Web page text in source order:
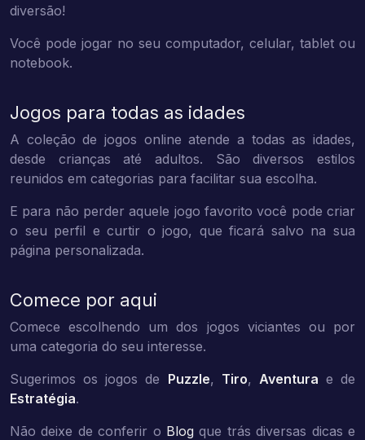
diversão!
Você pode jogar no seu computador, celular, tablet ou
notebook.
Jogos para todas as idades
A coleção de jogos online atende a todas as idades,
desde crianças até adultos. São diversos estilos
reunidos em categorias para facilitar sua escolha.
E para não perder aquele jogo favorito você pode criar
o seu perfil e curtir o jogo, que ficará salvo na sua
página personalizada.
Comece por aqui
Comece escolhendo um dos jogos viciantes ou por
uma categoria do seu interesse.
Sugerimos os jogos de Puzzle, Tiro, Aventura e de
Estratégia.
Não deixe de conferir o Blog que trás diversas dicas e